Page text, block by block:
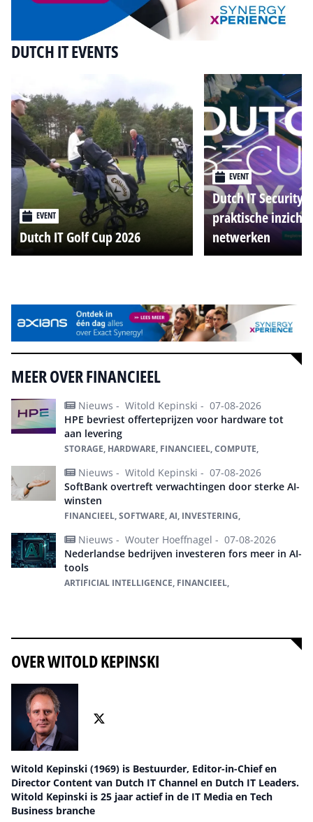
DUTCH IT EVENTS
EVENT
Dutch IT Golf Cup 2026
EVENT
Dutch IT Security
praktische
netwerken
MEER OVER FINANCIEEL
Nieuws - Witold Kepinski - 07-08-2026
HPE bevriest offerteprijzen voor hardware tot
aan levering
STORAGE, HARDWARE, FINANCIEEL, COMPUTE,
Nieuws - Witold Kepinski - 07-08-2026
SoftBank overtreft verwachtingen door sterke AI-
winsten
FINANCIEEL, SOFTWARE, AI, INVESTERING,
Nieuws - Wouter Hoeffnagel - 07-08-2026
Nederlandse bedrijven investeren fors meer in AI-
tools
ARTIFICIAL INTELLIGENCE, FINANCIEEL,
OVER WITOLD KEPINSKI
Witold Kepinski (1969) is Bestuurder, Editor-in-Chief en
Director Content van Dutch IT Channel en Dutch IT Leaders.
Witold Kepinski is 25 jaar actief in de IT Media en Tech
Business branche